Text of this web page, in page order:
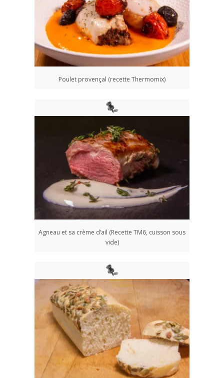
Poulet provençal (recette Thermomix)
Agneau et sa crème d’ail (Recette TM6, cuisson sous
vide)